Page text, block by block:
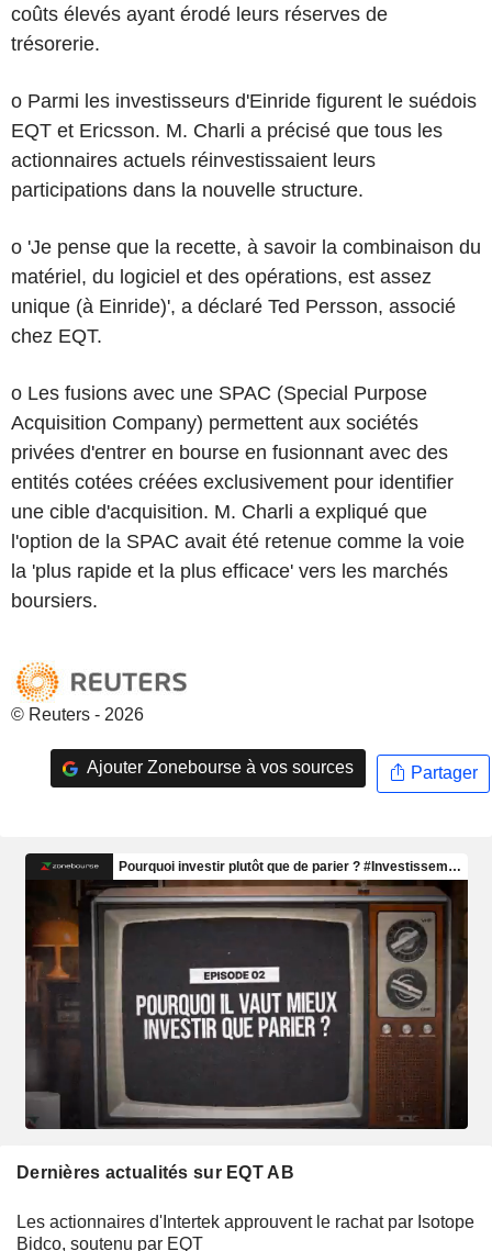
coûts élevés ayant érodé leurs réserves de
trésorerie.
o Parmi les investisseurs d'Einride figurent le suédois
EQT et Ericsson. M. Charli a précisé que tous les
actionnaires actuels réinvestissaient leurs
participations dans la nouvelle structure.
o 'Je pense que la recette, à savoir la combinaison du
matériel, du logiciel et des opérations, est assez
unique (à Einride)', a déclaré Ted Persson, associé
chez EQT.
o Les fusions avec une SPAC (Special Purpose
Acquisition Company) permettent aux sociétés
privées d'entrer en bourse en fusionnant avec des
entités cotées créées exclusivement pour identifier
une cible d'acquisition. M. Charli a expliqué que
l'option de la SPAC avait été retenue comme la voie
la 'plus rapide et la plus efficace' vers les marchés
boursiers.
© Reuters - 2026
Ajouter Zonebourse à vos sources Partager
Dernières actualités sur EQT AB
Les actionnaires d'Intertek approuvent le rachat par Isotope
Bidco, soutenu par EQT